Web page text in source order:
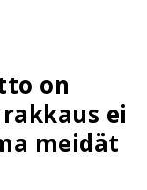
on
ei
meidät